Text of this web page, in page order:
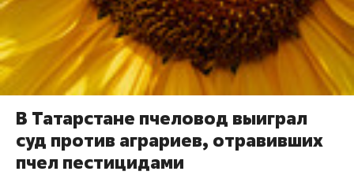
В Татарстане пчеловод выиграл
суд против аграриев, отравивших
пчел пестицидами